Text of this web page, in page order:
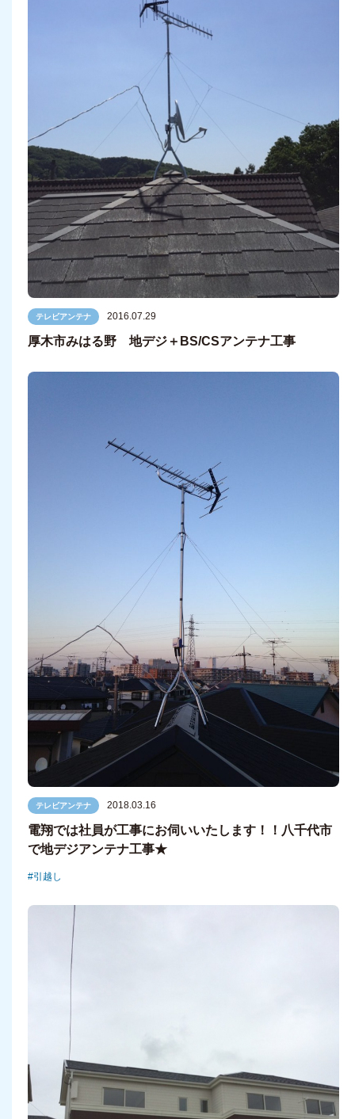
テレビアンテナ 2016.07.29
厚木市みはる野 地デジ＋BS/CSアンテナ工事
テレビアンテナ 2018.03.16
電翔では社員が工事にお伺いいたします！！八千代市
で地デジアンテナ工事★
引越し